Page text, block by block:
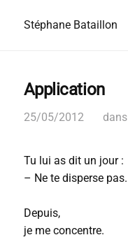
Stéphane Bataillon
Application
25/05/2012 dans
Tu lui as dit un jour :
– Ne te disperse pas.
Depuis,
je me concentre.